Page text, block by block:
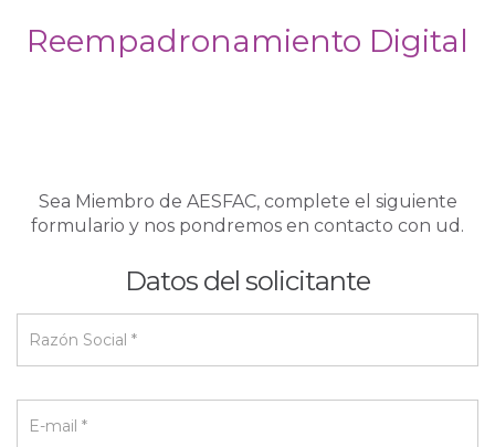
Reempadronamiento Digital
Sea Miembro de AESFAC, complete el siguiente
formulario y nos pondremos en contacto con ud.
Datos del solicitante